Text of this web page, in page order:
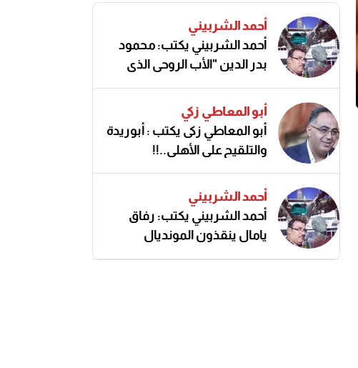
أحمد الشربيني
أحمد الشربيني يكتب: محمود
بدر الدين "الأب الروحي الذي
أبو المعاطي زكي
أبو المعاطي زكى يكتب : أبوريدة
والتلقيح على الأهلى..!!
أحمد الشربيني
أحمد الشربيني يكتب: رفاق
يامال ينقذون المونديال